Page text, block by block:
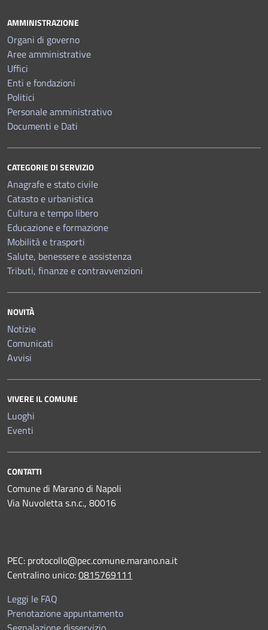
AMMINISTRAZIONE
Organi di governo
Aree amministrative
Uffici
Enti e fondazioni
Politici
Personale amministrativo
Documenti e Dati
CATEGORIE DI SERVIZIO
Anagrafe e stato civile
Catasto e urbanistica
Cultura e tempo libero
Educazione e formazione
Mobilità e trasporti
Salute, benessere e assistenza
Tributi, finanze e contravvenzioni
NOVITÀ
Notizie
Comunicati
Avvisi
VIVERE IL COMUNE
Luoghi
Eventi
CONTATTI
Comune di Marano di Napoli
Via Nuvoletta s.n.c., 80016
PEC: protocollo@pec.comune.marano.na.it
Centralino unico:0815769111
Leggi le FAQ
Prenotazione appuntamento